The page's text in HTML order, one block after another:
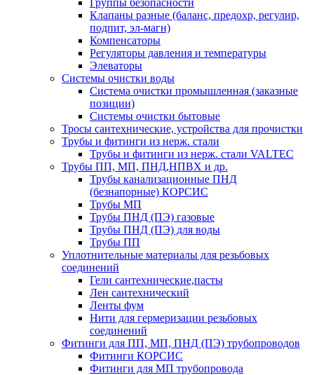
Группы безопасности
Клапаны разные (баланс, предохр, регулир,
подпит, эл-магн)
Компенсаторы
Регуляторы давления и температуры
Элеваторы
Системы очистки воды
Система очистки промышленная (заказные
позиции)
Системы очистки бытовые
Тросы сантехнические, устройства для прочистки
Трубы и фитинги из нерж. стали
Трубы и фитинги из нерж. стали VALTEC
Трубы ПП, МП, ПНД,НПВХ и др.
Трубы канализационные ПНД
(безнапорные) КОРСИС
Трубы МП
Трубы ПНД (ПЭ) газовые
Трубы ПНД (ПЭ) для воды
Трубы ПП
Уплотнительные материалы для резьбовых
соединений
Гели сантехнические,пасты
Лен сантехнический
Ленты фум
Нити для гермеризации резьбовых
соединений
Фитинги для ПП, МП, ПНД (ПЭ) трубопроводов
Фитинги КОРСИС
Фитинги для МП трубопровода